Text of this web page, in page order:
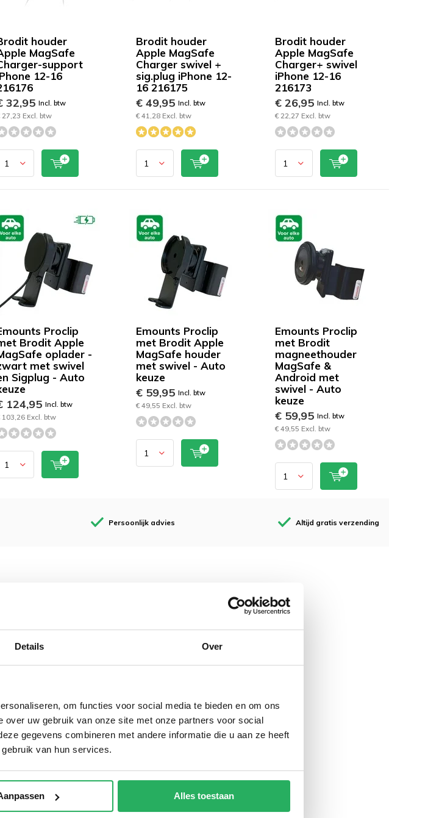
Details Over
om functies voor social media te bieden en om ons
uw gebruik van onze site met onze partners voor social
gegevens combineren met andere informatie die u aan ze heeft
van hun services.
Alles toestaan
houder
MagSafe
support
12-16
32,95Incl. btw
27,23 Excl. btw
Brodit houder
Apple MagSafe
Charger swivel +
sig.plug iPhone 12-
16 216175
€ 49,95 Incl. btw
€ 41,28 Excl. btw
Brodit houder
Apple MagSafe
Charger+ swivel
iPhone 12-16
216173
€ 26,95 Incl. btw
€ 22,27 Excl. btw
Proclip
Brodit Apple
oplader -
met swivel
Sigplug - Auto
124,95Incl. btw
103,26 Excl. btw
Emounts Proclip
met Brodit Apple
MagSafe houder
met swivel - Auto
keuze
€ 59,95 Incl. btw
€ 49,55 Excl. btw
Emounts Proclip
met Brodit
magneethouder
MagSafe &
Android met
swivel - Auto
keuze
€ 59,95 Incl. btw
€ 49,55 Excl. btw
Persoonlijk advies Altijd gratis verzending